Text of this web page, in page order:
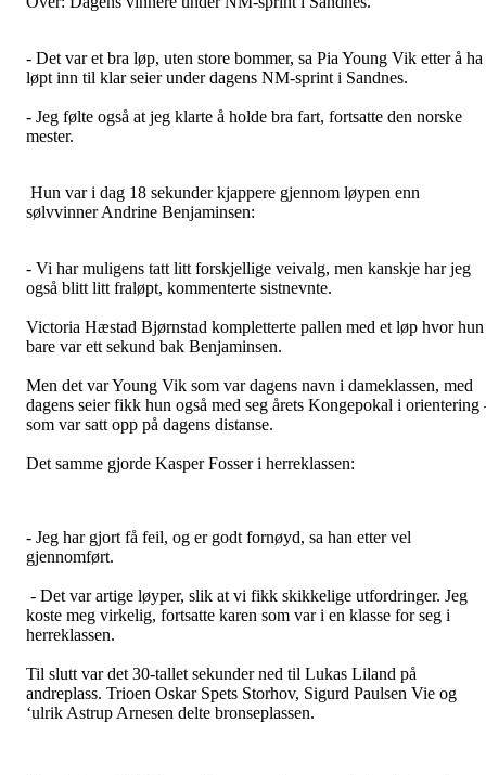
- Det var et bra løp, uten store bommer, sa Pia Young Vik etter å ha
løpt inn til klar seier under dagens NM-sprint i Sandnes.
- Jeg følte også at jeg klarte å holde bra fart, fortsatte den norske
mester.
Hun var i dag 18 sekunder kjappere gjennom løypen enn
sølvvinner Andrine Benjaminsen:
- Vi har muligens tatt litt forskjellige veivalg, men kanskje har jeg
også blitt litt fraløpt, kommenterte sistnevnte.
Victoria Hæstad Bjørnstad kompletterte pallen med et løp hvor hun
bare var ett sekund bak Benjaminsen.
Men det var Young Vik som var dagens navn i dameklassen, med
dagens seier fikk hun også med seg årets Kongepokal i orientering
som var satt opp på dagens distanse.
Det samme gjorde Kasper Fosser i herreklassen:
- Jeg har gjort få feil, og er godt fornøyd, sa han etter vel
gjennomført.
- Det var artige løyper, slik at vi fikk skikkelige utfordringer. Jeg
koste meg virkelig, fortsatte karen som var i en klasse for seg i
herreklassen.
Til slutt var det 30-tallet sekunder ned til Lukas Liland på
andreplass. Trioen Oskar Spets Storhov, Sigurd Paulsen Vie og
‘ulrik Astrup Arnesen delte bronseplassen.